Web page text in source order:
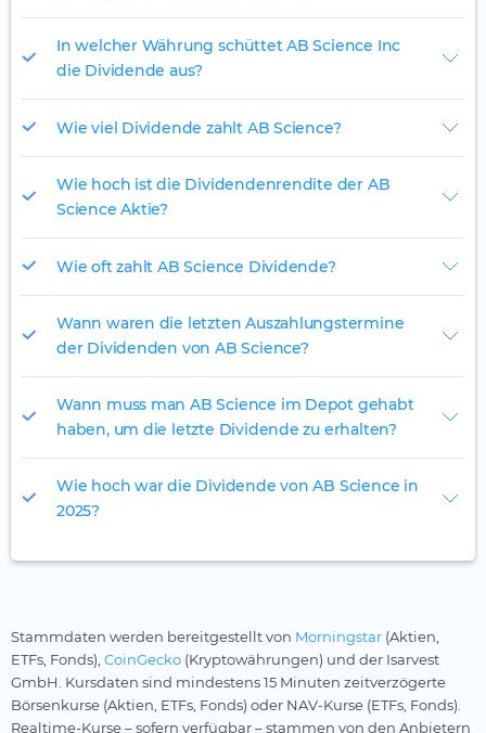
In welcher Währung schüttet AB Science Inc
die Dividende aus?
Wie viel Dividende zahlt AB Science?
Wie hoch ist die Dividendenrendite der AB
Science Aktie?
Wie oft zahlt AB Science Dividende?
Wann waren die letzten Auszahlungstermine
der Dividenden von AB Science?
Wann muss man AB Science im Depot gehabt
haben, um die letzte Dividende zu erhalten?
Wie hoch war die Dividende von AB Science in
2025?
Stammdaten werden bereitgestellt von Morningstar (Aktien,
ETFs, Fonds), CoinGecko (Kryptowährungen) und der Isarvest
GmbH. Kursdaten sind mindestens 15 Minuten zeitverzögerte
Börsenkurse (Aktien, ETFs, Fonds) oder NAV-Kurse (ETFs, Fonds).
Realtime-Kurse – sofern verfügbar – stammen von den Anbietern